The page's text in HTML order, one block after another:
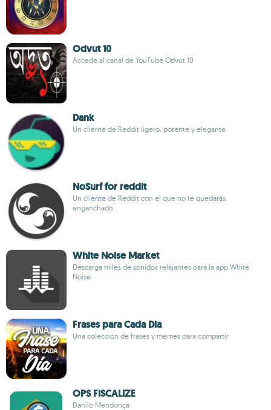
Odvut 10
Accede al canal de YouTube Odvut 10
Dank
Un cliente de Reddit ligero, potente y elegante
NoSurf for reddit
Un cliente de Reddit con el que no te quedarás
enganchado
White Noise Market
Descarga miles de sonidos relajantes para la app White
Noise
Frases para Cada Dia
Una colección de frases y memes para compartir
OPS FISCALIZE
Danilo Mendonça